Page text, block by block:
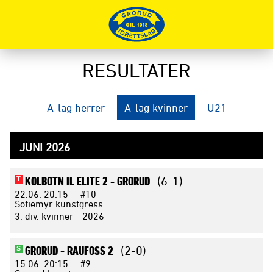
RESULTATER
A-lag herrer A-lag kvinner U21
JUNI 2026
T KOLBOTN IL ELITE 2 -GRORUD (6-1)
22.06. 20:15
#10
Sofiemyr kunstgress
3. div. kvinner - 2026
S GRORUD -RAUFOSS 2 (2-0)
15.06. 20:15
#9